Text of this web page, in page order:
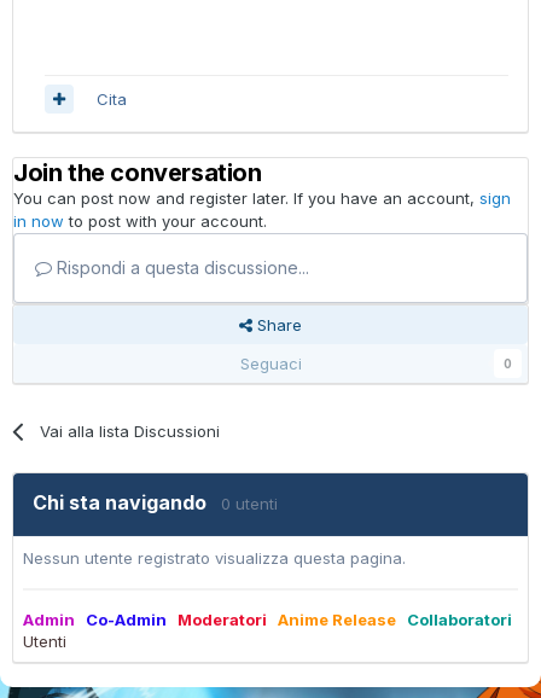
Cita
Join the conversation
You can post now and register later. If you have an account, sign
in now to post with your account.
Rispondi a questa discussione...
Share
Seguaci
0
Vai alla lista Discussioni
Chi sta navigando 0 utenti
Nessun utente registrato visualizza questa pagina.
Admin Co-Admin Moderatori Anime Release
Collaboratori
Utenti